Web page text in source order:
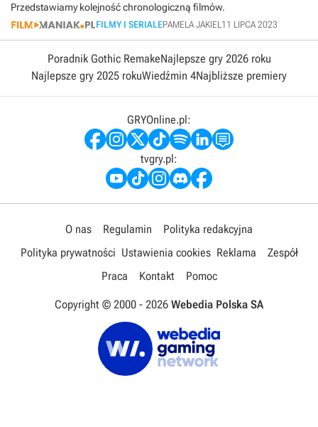
Przedstawiamy kolejność chronologiczną filmów.
FILMY I SERIALEPAMELA JAKIEL11 LIPCA 2023
Poradnik Gothic RemakeNajlepsze gry 2026 roku
Najlepsze gry 2025 rokuWiedźmin 4Najbliższe premiery
GRYOnline.pl:
tvgry.pl:
O nas Regulamin
Polityka redakcyjna
Polityka prywatności Ustawienia cookies Reklama
Zespół
Praca
Kontakt Pomoc
Copyright © 2000 - 2026 Webedia Polska SA